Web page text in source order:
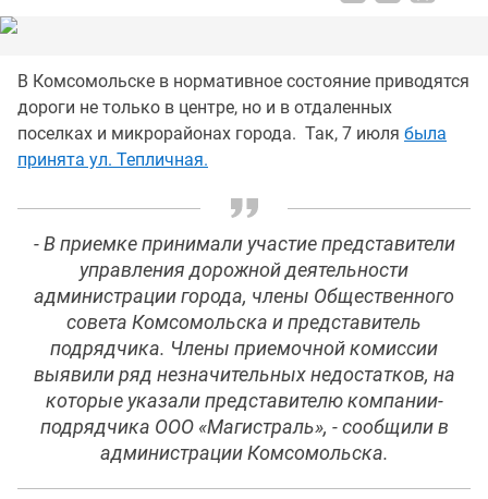
В Комсомольске в нормативное состояние приводятся
дороги не только в центре, но и в отдаленных
поселках и микрорайонах города. Так, 7 июля была
принята ул. Тепличная.
- В приемке принимали участие представители
управления дорожной деятельности
администрации города, члены Общественного
совета Комсомольска и представитель
подрядчика. Члены приемочной комиссии
выявили ряд незначительных недостатков, на
которые указали представителю компании-
подрядчика ООО «Магистраль», - сообщили в
администрации Комсомольска.